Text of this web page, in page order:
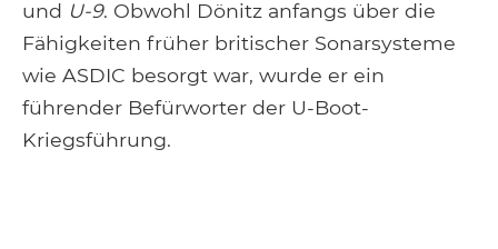
und U-9. Obwohl Dönitz anfangs über die
Fähigkeiten früher britischer Sonarsysteme
wie ASDIC besorgt war, wurde er ein
führender Befürworter der U-Boot-
Kriegsführung.